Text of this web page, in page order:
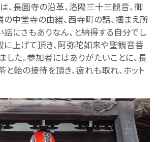
、長圓寺の沿革、洛陽三十三観音、御
の中堂寺の由緒、西寺町の話、掴まえ所
話にさもありなん、と納得する自分でし
に上げて頂き、阿弥陀如来や聖観音菩
した。参加者にはありがたいことに、長
と飴の接待を頂き、疲れも取れ、ホット